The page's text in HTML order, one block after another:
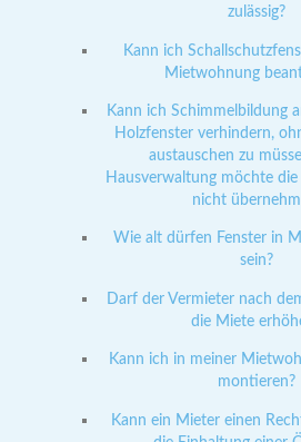
zulässig?
Kann ich
Mietwohnung
Kann ich Schimmelbildung
Holzfenster verhindern,
austauschen zu
Hausverwaltung möchte
nicht
Wie alt dürfen Fenster in
sein?
Darf der Vermieter nach
die Miete
Kann ich in meiner
montieren?
Kann ein Mieter einen